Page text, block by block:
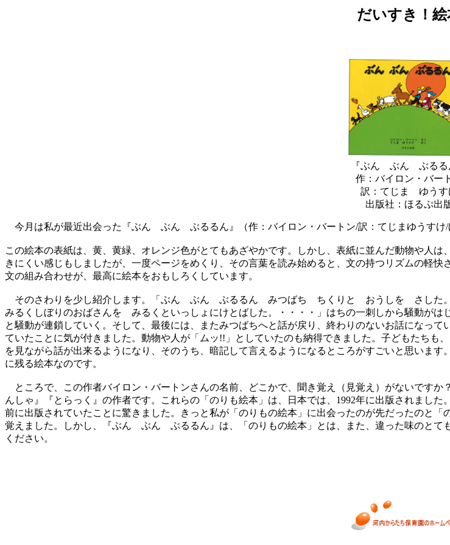
だいすき！絵
『ぶん ぶん ぶるる
作：バイロン・バー
訳：てじま ゆうす
出版社：ほるぷ出
今月は私が最近出会った『ぶん ぶん ぶるるん』（作：バイロン・バートン/訳：てじまゆうすけ/
この絵本の表紙は、黄、黄緑、オレンジ色がとてもあざやかです。しかし、表紙に並んだ動物や人
きにくい感じもしましたが、一度ページをめくり、その言葉を読み始めると、文の持つリズムの軽
文の組み合わせが、最高に絵本をおもしろくしています。
そのさわりを少し紹介します。「ぶん ぶん ぶるるん みつばち ちくりと おうしを さし
みるくしぼりのおばさんを みるくといっしょにけとばした。・・・・」はちの一刺しから騒動が
と騒動が連鎖していく。そして、最後には、またみつばちへと話が戻り、終わりのないお話になっ
ていたことに気が付きました。動物や人が「ムッ!!」としていたのも納得できました。子どもたち
を見ながら話が出来るようになり、そのうち、暗記して言えるようになるところがすごいと思いま
に残る絵本なのです。
ところで、この作者バイロン・バートンさんの名前、どこかで、聞き覚え（見覚え）がないです
んしゃ』『とらっく』の作者です。これらの「のりも絵本」は、日本では、1992年に出版されま
前に出版されていたことに驚きました。きっと私が「のりもの絵本」に出会ったのが先だったのと
覚えました。しかし、『ぶん ぶん ぶるるん』は、「のりもの絵本」とは、また、違った味のとて
ください。